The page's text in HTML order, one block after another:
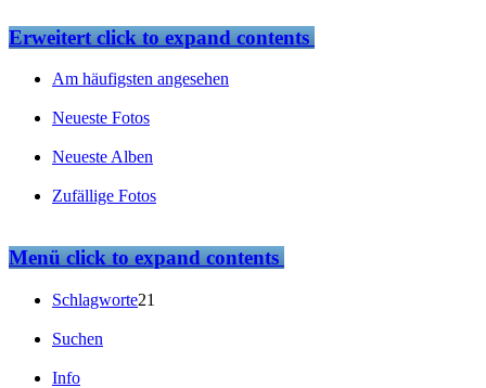
Erweitertclick to expand contents
Am häufigsten angesehen
Neueste Fotos
Neueste Alben
Zufällige Fotos
Menüclick to expand contents
Schlagworte21
Suchen
Info